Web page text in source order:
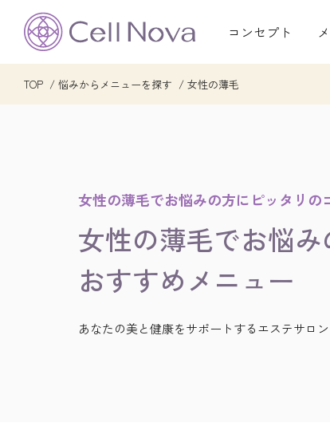
コンセプト
TOP 悩みからメニューを探す 女性の薄毛
女性の薄毛でお悩みの方にピッタリの
女性の薄毛でお悩
おすすめメニュー
あなたの美と健康をサポートするエステサロン